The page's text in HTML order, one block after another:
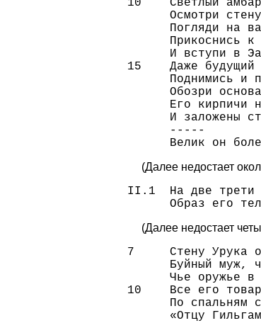
Осмотри
Погляди на
Прикоснись к
И вступи в
15    Даже будущий
Поднимись и
Обозри
Его кирпичи
И заложены
      -----
(Далее недостает
II.1  На две трети
(Далее недостает
7     Стену Урука
Буйный муж,
Чье оружье в
10    Все его
По спальням
«Отцу